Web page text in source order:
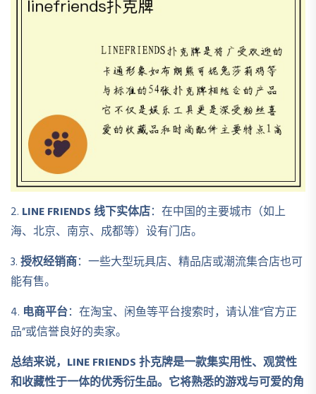
2. LINE FRIENDS 线下实体店：在中国的主要城市（如上
海、北京、南京、成都等）设有门店。
3.授权经销商：一些大型玩具店、精品店或潮流集合店也可
能有售。
4. 电商平台：在淘宝、闲鱼等平台搜索时，请认准“官方正
品”或信誉良好的卖家。
总结来说，LINE FRIENDS 扑克牌是一款集实用性、观赏性
和收藏性于一体的优秀衍生品。它将熟悉的游戏与可爱的角